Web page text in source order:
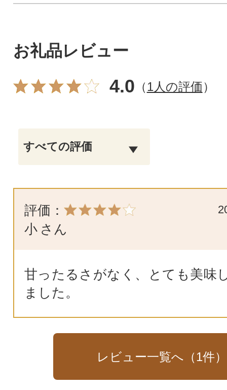
お礼品レビュー
4.0 （1人の評価）
評価：
小 さん
甘ったるさがなく、とても美味
ました。
レビュー一覧へ（1件）